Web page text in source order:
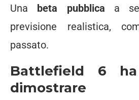
Una beta pubblica a
previsione realistica,
passato.
Battlefield 6
dimostrare